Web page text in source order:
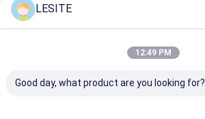
Rekomendasi Produk
LESITE
12:49 PM
Good day, what product are you looking for?